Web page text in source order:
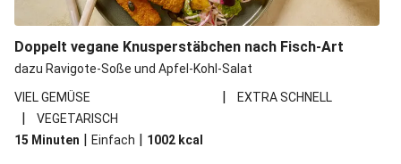
Doppelt vegane Knusperstäbchen nach Fisch-Art
dazu Ravigote-Soße und Apfel-Kohl-Salat
VIEL GEMÜSE
| EXTRA SCHNELL
|
VEGETARISCH
15 Minuten | Einfach | 1002 kcal